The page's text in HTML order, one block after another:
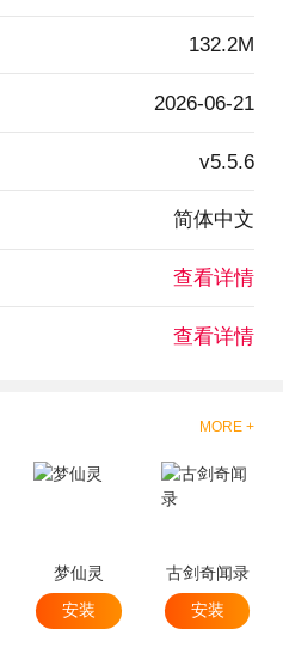
132.2M
2026-06-21
v5.5.6
简体中文
查看详情
查看详情
MORE +
梦仙灵
安装
古剑奇闻录
安装